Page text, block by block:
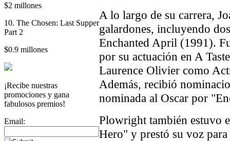
$2 millones
10. The Chosen: Last Supper
Part 2
$0.9 millones
¡Recibe nuestras
promociones y gana
fabulosos premios!
Email:
A lo largo de su carrera,
galardones, incluyendo
Enchanted April (1991).
por su actuación en A
Laurence Olivier como
Además, recibió
nominada al Oscar por
Plowright también estuvo
Hero" y prestó su voz